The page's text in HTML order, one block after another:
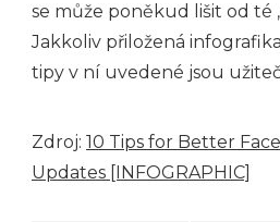
se může poněkud lišit od té
Jakkoliv přiložená
tipy v ní uvedené jsou
Zdroj: 10 Tips for Better
Updates [INFOGRAPHIC]